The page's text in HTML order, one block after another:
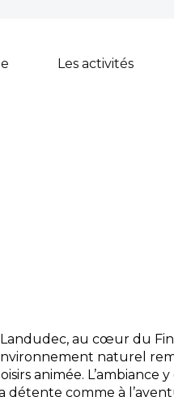
Les activités
au cœur du
naturel
animée. L’ambiance
détente comme à